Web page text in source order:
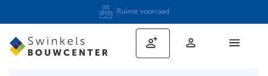
Keukenshowroom